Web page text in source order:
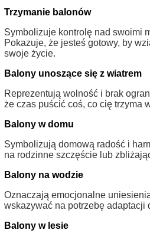
Trzymanie balonów
Symbolizuje kontrolę nad swoimi
Pokazuje, że jesteś gotowy, by
swoje życie.
Balony unoszące się z wiatrem
Reprezentują wolność i brak
że czas puścić coś, co cię trzyma
Balony w domu
Symbolizują domową radość i
na rodzinne szczęście lub
Balony na wodzie
Oznaczają emocjonalne
wskazywać na potrzebę adaptacji
Balony w lesie